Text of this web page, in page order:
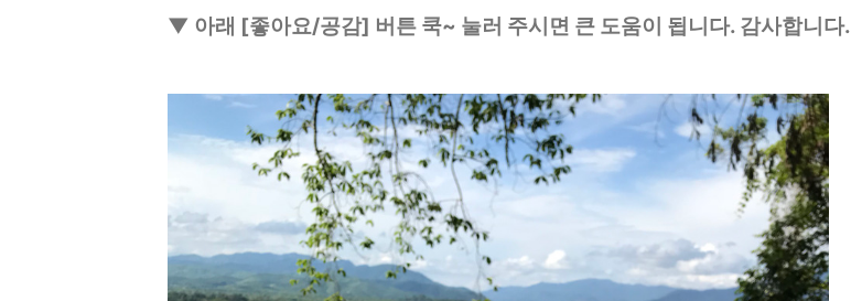
▼ 아래 [좋아요/공감] 버튼 쿡~ 눌러 주시면 큰 도움이 됩니다. 감사합니다.